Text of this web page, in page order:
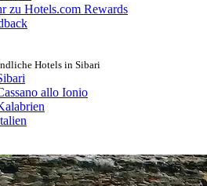
zu Hotels.com Rewards
Hotels in Sibari
allo Ionio